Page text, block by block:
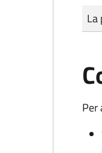
La
Per